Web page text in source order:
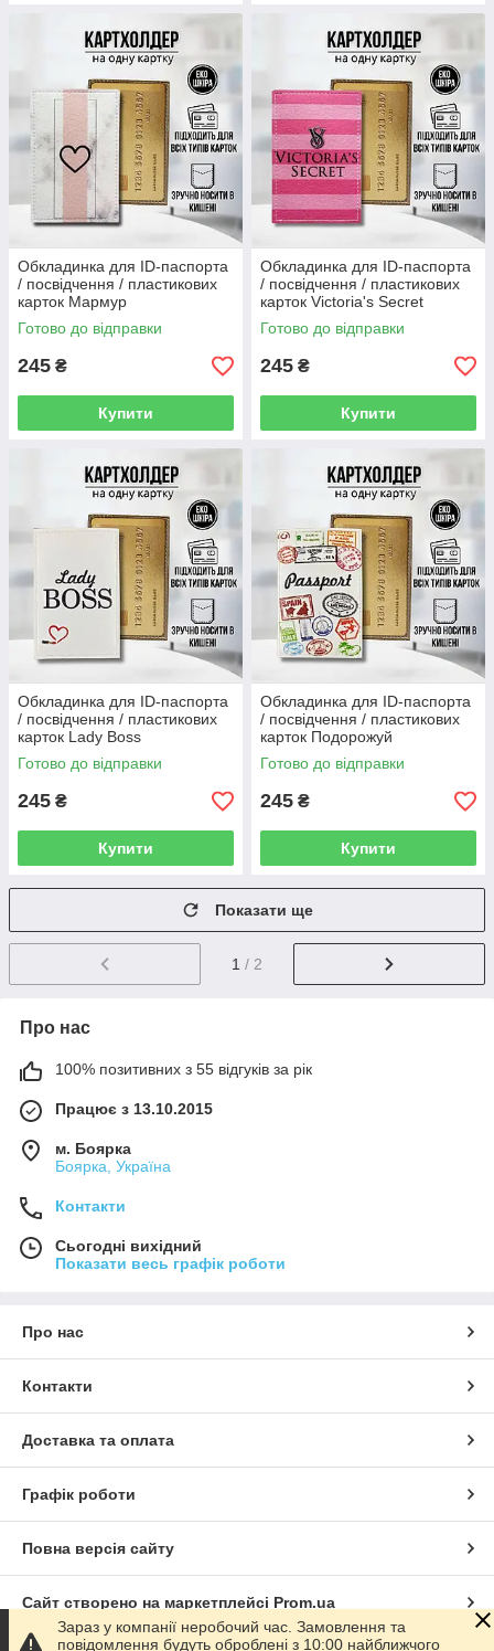
Обкладинка для ID-паспорта
/ посвідчення / пластикових
карток Мармур
Готово до відправки
245 ₴
Купити
Обкладинка для ID-паспорта
/ посвідчення / пластикових
карток Victoria's Secret
Готово до відправки
245 ₴
Купити
Обкладинка для ID-паспорта
/ посвідчення / пластикових
карток Lady Boss
Готово до відправки
245 ₴
Купити
Обкладинка для ID-паспорта
/ посвідчення / пластикових
карток Подорожуй
Готово до відправки
245 ₴
Купити
Показати ще
1 / 2
Про нас
100% позитивних з 55 відгуків за рік
Працює з 13.10.2015
м. Боярка
Боярка, Україна
Контакти
Сьогодні вихідний
Показати весь графік роботи
Про нас
Контакти
Доставка та оплата
Графік роботи
Повна версія сайту
Сайт створено на маркетплейсі Prom.ua
Зараз у компанії неробочий час. Замовлення та
повідомлення будуть оброблені з 10:00 найближчого